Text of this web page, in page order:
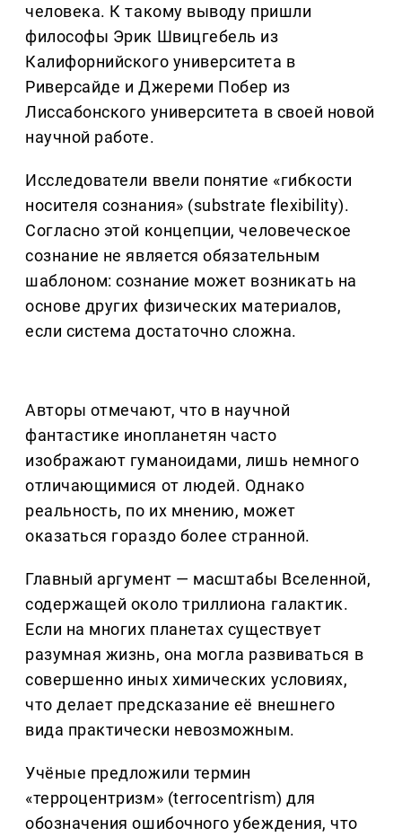
человека. К такому выводу пришли
философы Эрик Швицгебель из
Калифорнийского университета в
Риверсайде и Джереми Побер из
Лиссабонского университета в своей новой
научной работе.
Исследователи ввели понятие «гибкости
носителя сознания» (substrate flexibility).
Согласно этой концепции, человеческое
сознание не является обязательным
шаблоном: сознание может возникать на
основе других физических материалов,
если система достаточно сложна.
Авторы отмечают, что в научной
фантастике инопланетян часто
изображают гуманоидами, лишь немного
отличающимися от людей. Однако
реальность, по их мнению, может
оказаться гораздо более странной.
Главный аргумент — масштабы Вселенной,
содержащей около триллиона галактик.
Если на многих планетах существует
разумная жизнь, она могла развиваться в
совершенно иных химических условиях,
что делает предсказание её внешнего
вида практически невозможным.
Учёные предложили термин
«терроцентризм» (terrocentrism) для
обозначения ошибочного убеждения, что